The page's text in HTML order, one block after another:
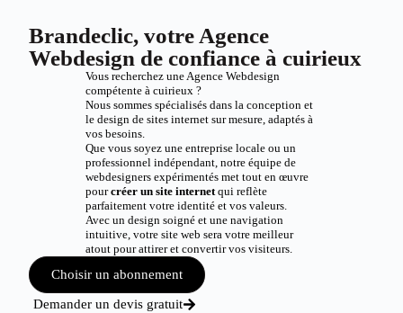
Brandeclic, votre Agence
Webdesign de confiance à cuirieux
Vous recherchez une Agence Webdesign
compétente à cuirieux ?
Nous sommes spécialisés dans la conception et
le design de sites internet sur mesure, adaptés à
vos besoins.
Que vous soyez une entreprise locale ou un
professionnel indépendant, notre équipe de
webdesigners expérimentés met tout en œuvre
pourcréer un site internetqui reflète
parfaitement votre identité et vos valeurs.
Avec un design soigné et une navigation
intuitive, votre site web sera votre meilleur
atout pour attirer et convertir vos visiteurs.
Choisir un abonnement
Demander un devis gratuit